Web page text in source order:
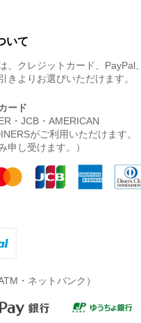
いて
、クレジットカード、PayPal、
きよりお選びいただけます。
ード
・JCB・AMERICAN
がご利用いただけます。
申し受けます。）
ATM・ネットバンク）